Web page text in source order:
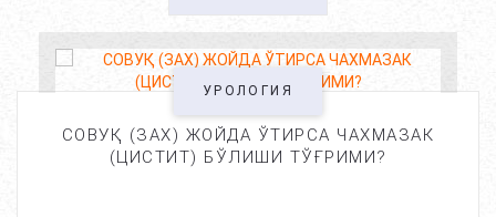
УРОЛОГИЯ
СОВУҚ (ЗАХ) ЖОЙДА ЎТИРСА ЧАХМАЗАК
(ЦИСТИТ) БЎЛИШИ ТЎҒРИМИ?